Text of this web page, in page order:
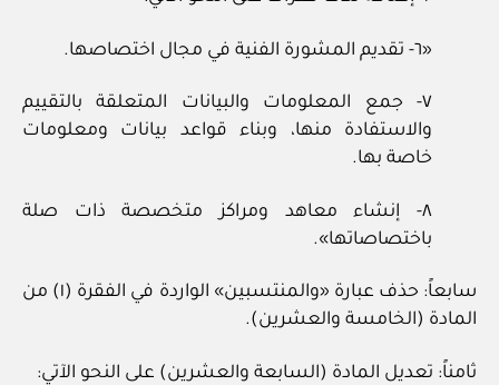
«٦- تقديم المشورة الفنية في مجال اختصاصها.
٧- جمع المعلومات والبيانات المتعلقة بالتقييم
والاستفادة منها، وبناء قواعد بيانات ومعلومات
خاصة بها.
٨- إنشاء معاهد ومراكز متخصصة ذات صلة
باختصاصاتها».
سابعاً: حذف عبارة «والمنتسبين» الواردة في الفقرة (١) من
المادة (الخامسة والعشرين).
ثامناً: تعديل المادة (السابعة والعشرين) على النحو الآتي: